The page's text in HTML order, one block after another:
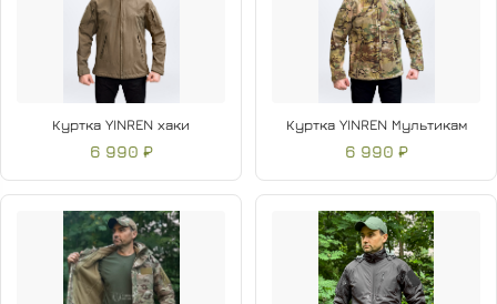
Куртка YINREN хаки
6 990 ₽
Куртка YINREN Мультикам
6 990 ₽